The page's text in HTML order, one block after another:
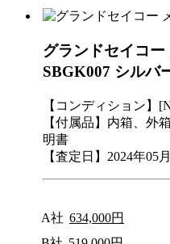
グランドセイコー
SBGK007 シルバ
【コンディション】
【付属品】内箱、外
明書
【査定日】2024年05月
A社 634,000円